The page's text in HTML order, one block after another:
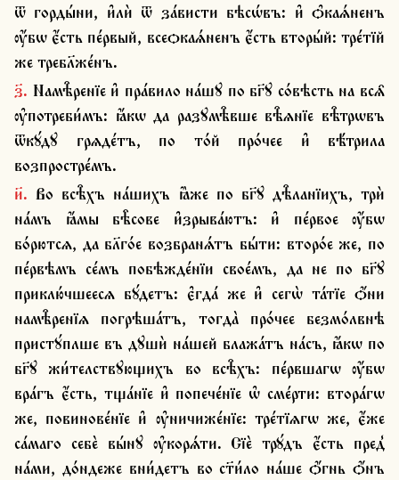
ѿ горды́ни, и҆лѝ ѿ за́висти бѣсѡ́въ: и҆ ѻ҆каѧ́ненъ
ѹ҆́бѡ є҆́сть пе́рвый, всеѻкаѧ́ненъ є҆́сть вторы́й: тре́тїй
же требл҃же́нъ.
з҃. Намѣ̑ренїе и҆ пра́вило на́шꙋ по бг҃ꙋ со́вѣсть на всѧ̑
ѹ҆потреби́мъ: ꙗ҆́кѡ да разꙋмѣ̑вше вѣ̑ѧнїе вѣ̑трѡвъ
ѿкꙋ́дꙋ грѧде́тъ, по то́й про́чее и҆ вѣ́трила
возпростре́мъ.
и҃. Во всѣ̑хъ на́шихъ ꙗ҆̀же по бг҃ꙋ дѣ̑ланїихъ, трѝ
на́мъ ꙗ҆́мы бѣ̑сове и҆зрыва́ютъ: и҆ пе́рвое ѹ҆́бѡ
бо́рютсѧ, да бл҃го́е возбранѧ́тъ бы́ти: второ́е же, по
пе́рвѣмъ се́мъ побѣжде́нїи свое́мъ, да не по бг҃ꙋ
приклю́чшеесѧ бꙋ́детъ: є҆гда́ же и҆ сегѡ̀ та́тїе ѻ҆́ни
намѣ̑ренїѧ погрѣша́тъ, тогда̀ про́чее безмо́лвнѣ
пристꙋ́плше въ дꙋшѝ на́шей блажа́тъ на́съ, ꙗ҆́кѡ по
бг҃ꙋ жи́телствꙋющихъ во всѣ̑хъ: пе́рвшагѡ ѹ҆́бѡ
вра́гъ є҆́сть, тща́нїе и҆ попече́нїе ѡ҆ сме́рти: втора́гѡ
же, повинове́нїе и҆ ѹ҆ничиже́нїе: тре́тїѧгѡ же, є҆́же
са́маго себѐ вы́нꙋ ѹ҆корѧ́ти. Сїѐ трꙋ́дъ є҆́сть пред̾
на́ми, до́ндеже вни́детъ во ст҃и́ло на́ше ѻ҆́гнь ѻ҆́нъ